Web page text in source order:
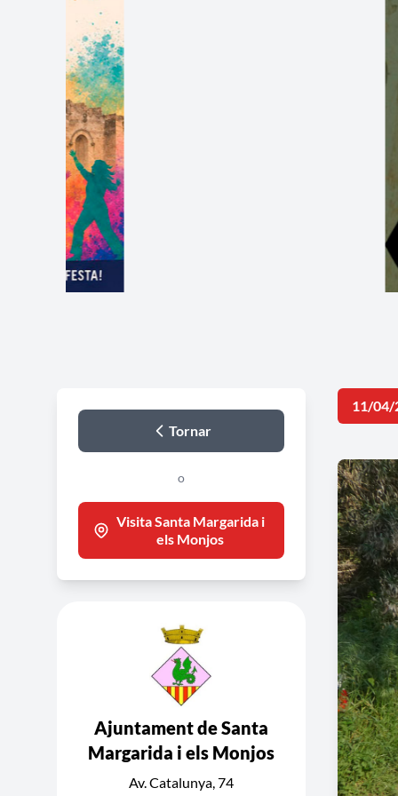
Tornar
o
Visita Santa Margarida i
els Monjos
Ajuntament de Santa
Margarida i els Monjos
Av. Catalunya, 74
11/04/